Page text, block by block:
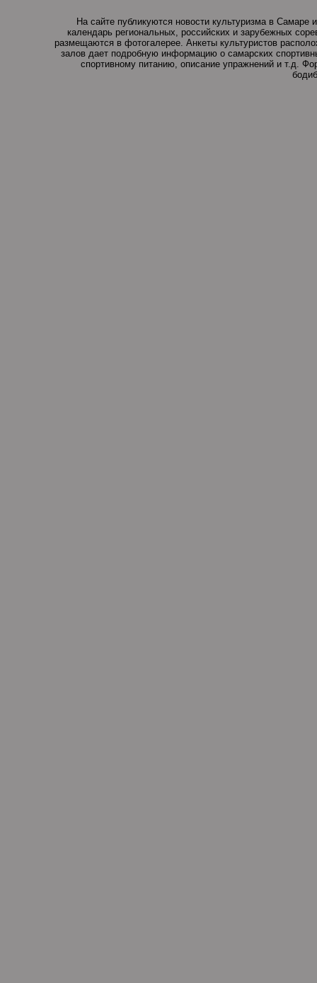
На сайте публикуются новости культуризма в
календарь региональных, российских и зарубежных
размещаются в фотогалерее. Анкеты культуристов
залов дает подробную информацию о самарских
спортивному питанию, описание упражнений и т.д.